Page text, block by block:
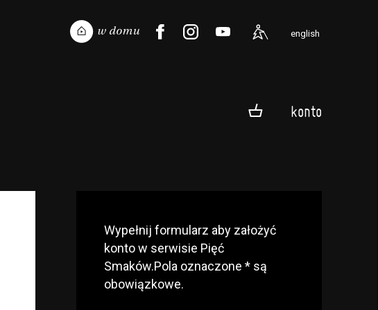
english
konto
Wypełnij formularz aby założyć
konto w serwisie Pięć
Smaków.Pola oznaczone * są
obowiązkowe.